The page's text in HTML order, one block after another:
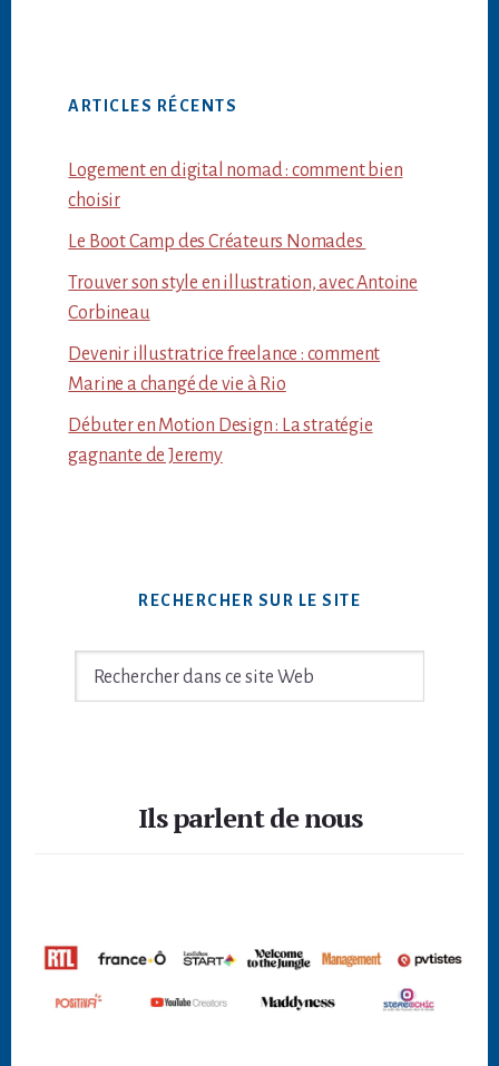
ARTICLES RÉCENTS
Logement en digital nomad : comment bien
choisir
Le Boot Camp des Créateurs Nomades
Trouver son style en illustration, avec Antoine
Corbineau
Devenir illustratrice freelance : comment
Marine a changé de vie à Rio
Débuter en Motion Design : La stratégie
gagnante de Jeremy
RECHERCHER SUR LE SITE
Rechercher
Ils parlent de nous